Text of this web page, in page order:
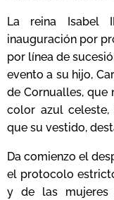
La reina Isabel
inauguración por
por línea de
evento a su hijo,
de Cornualles, que
color azul
que su vestido,
Da comienzo el
el protocolo
y de las mujeres